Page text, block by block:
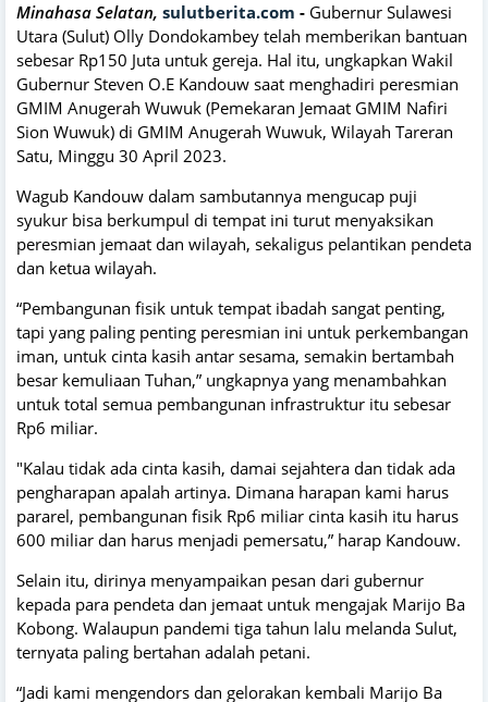
Minahasa Selatan, sulutberita.com - Gubernur Sulawesi
Utara (Sulut) Olly Dondokambey telah memberikan bantuan
sebesar Rp150 Juta untuk gereja. Hal itu, ungkapkan Wakil
Gubernur Steven O.E Kandouw saat menghadiri peresmian
GMIM Anugerah Wuwuk (Pemekaran Jemaat GMIM Nafiri
Sion Wuwuk) di GMIM Anugerah Wuwuk, Wilayah Tareran
Satu, Minggu 30 April 2023.
Wagub Kandouw dalam sambutannya mengucap puji
syukur bisa berkumpul di tempat ini turut menyaksikan
peresmian jemaat dan wilayah, sekaligus pelantikan pendeta
dan ketua wilayah.
“Pembangunan fisik untuk tempat ibadah sangat penting,
tapi yang paling penting peresmian ini untuk perkembangan
iman, untuk cinta kasih antar sesama, semakin bertambah
besar kemuliaan Tuhan,” ungkapnya yang menambahkan
untuk total semua pembangunan infrastruktur itu sebesar
Rp6 miliar.
"Kalau tidak ada cinta kasih, damai sejahtera dan tidak ada
pengharapan apalah artinya. Dimana harapan kami harus
pararel, pembangunan fisik Rp6 miliar cinta kasih itu harus
600 miliar dan harus menjadi pemersatu,” harap Kandouw.
Selain itu, dirinya menyampaikan pesan dari gubernur
kepada para pendeta dan jemaat untuk mengajak Marijo Ba
Kobong. Walaupun pandemi tiga tahun lalu melanda Sulut,
ternyata paling bertahan adalah petani.
“Jadi kami mengendors dan gelorakan kembali Marijo Ba